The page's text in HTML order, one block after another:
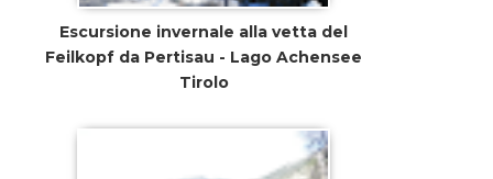
Escursione invernale alla vetta del
Feilkopf da Pertisau - Lago Achensee
Tirolo